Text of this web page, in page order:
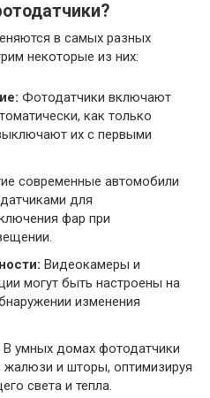
в самых разных
некоторые из них:
Фотодатчики включают
как только
их с первыми
современные автомобили
для
фар при
Видеокамеры и
могут быть настроены на
изменения
В умных домах фотодатчики
жалюзи и шторы, оптимизируя
света и тепла.